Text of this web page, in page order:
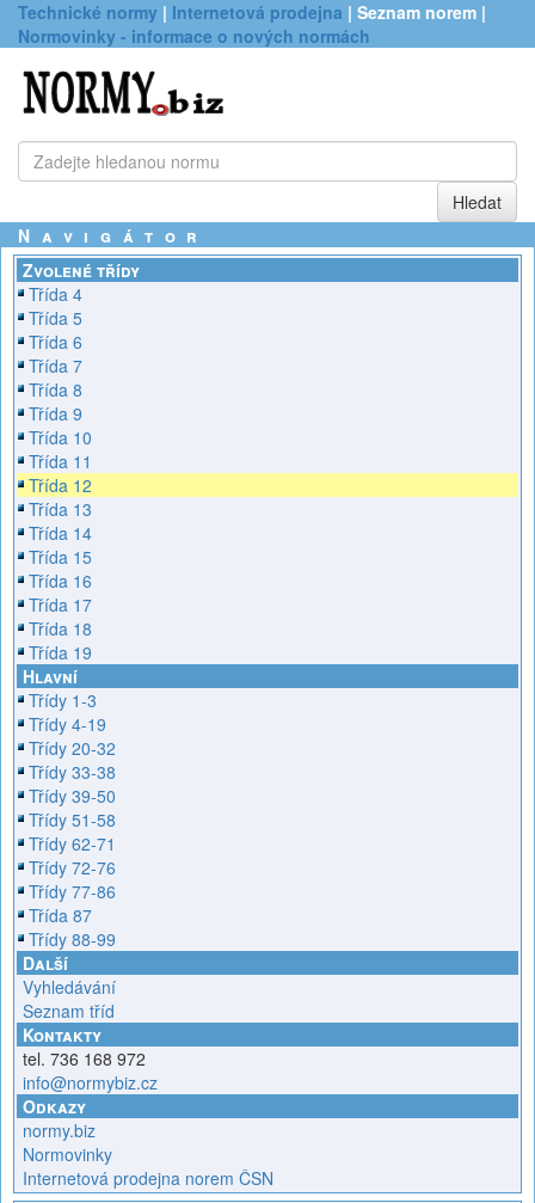
Technické normy | Internetová prodejna | Seznam norem |
Normovinky - informace o nových normách
Navigátor
Zvolené třídy
Třída 4
Třída 5
Třída 6
Třída 7
Třída 8
Třída 9
Třída 10
Třída 11
Třída 12
Třída 13
Třída 14
Třída 15
Třída 16
Třída 17
Třída 18
Třída 19
Hlavní
Třídy 1-3
Třídy 4-19
Třídy 20-32
Třídy 33-38
Třídy 39-50
Třídy 51-58
Třídy 62-71
Třídy 72-76
Třídy 77-86
Třída 87
Třídy 88-99
Další
Vyhledávání
Seznam tříd
Kontakty
tel. 736 168 972
info@normybiz.cz
Odkazy
normy.biz
Normovinky
Internetová prodejna norem ČSN